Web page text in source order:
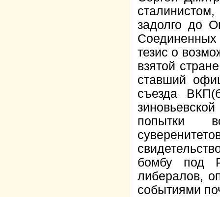
задолго до
Соединенных
тезис о
взятой
ставший
съезда
попытки
бомбу под
либералов,
событиями